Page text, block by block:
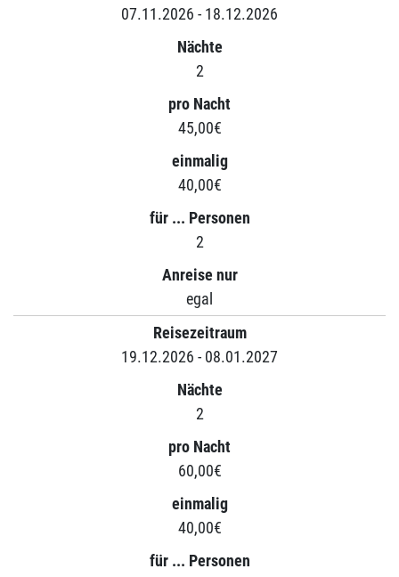
07.11.2026 - 18.12.2026
Nächte
2
pro Nacht
45,00€
einmalig
40,00€
für ... Personen
2
Anreise nur
egal
Reisezeitraum
19.12.2026 - 08.01.2027
Nächte
2
pro Nacht
60,00€
einmalig
40,00€
für ... Personen